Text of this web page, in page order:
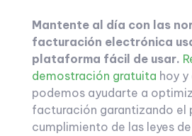
Mantente al día con las
facturación electrónica
plataforma fácil de usar.
demostración gratuita hoy
podemos ayudarte a
facturación garantizando el
cumplimiento de las leyes